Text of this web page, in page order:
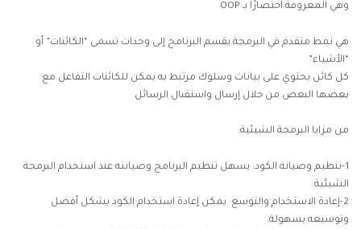
وهي المعروفة اختصارًا بـ OOP
هي نمط متقدم في البرمجة يقسم البرنامج إلى وحدات تسمى “الكائنات” أو
“الأشياء”
كل كائن يحتوي على بيانات وسلوك مرتبط به يمكن للكائنات التفاعل مع
بعضها البعض من خلال إرسال واستقبال الرسائل
من مزايا البرمجة الشيئية:
1-تنظيم وصيانة الكود: يسهل تنظيم البرنامج وصيانته عند استخدام البرمجة
الشيئية.
2-إعادة الاستخدام والتوسع: يمكن إعادة استخدام الكود بشكل أفضل
وتوسيعه بسهولة.